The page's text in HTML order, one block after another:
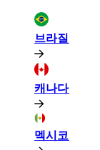
브라질​​
캐나다​​
멕시코​​